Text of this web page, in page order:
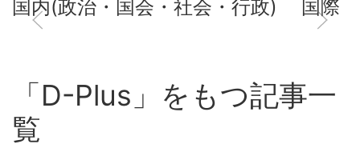
国内(政治・国会・社会・行政) 国際
「D-Plus」をもつ記事一
覧